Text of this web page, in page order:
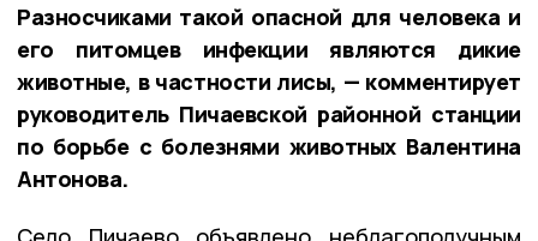
Разносчиками такой опасной для человека и
его питомцев инфекции являются дикие
животные, в частности лисы, — комментирует
руководитель Пичаевской районной станции
по борьбе с болезнями животных Валентина
Антонова.